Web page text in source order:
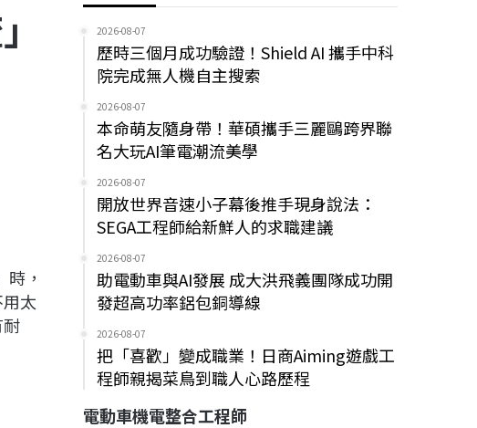
，
太
2026-08-07
歷時三個月成功驗證！Shield AI 攜手中科
院完成無人機自主搜索
2026-08-07
本命萌友隨身帶！華碩攜手三麗鷗跨界聯
名大玩AI筆電潮流美學
2026-08-07
開放世界音速小子幕後推手現身說法：
SEGA工程師給新鮮人的求職建議
2026-08-07
助電動車與AI發展 成大洪飛義團隊成功開
發超高功率鋁包銅導線
2026-08-07
把「喜歡」變成職業！日商Aiming遊戲工
程師親揭菜鳥到職人心路歷程
電動車機電整合工程師